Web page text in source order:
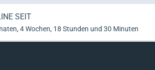
SEIT
4 Wochen, 18 Stunden und 30 Minuten